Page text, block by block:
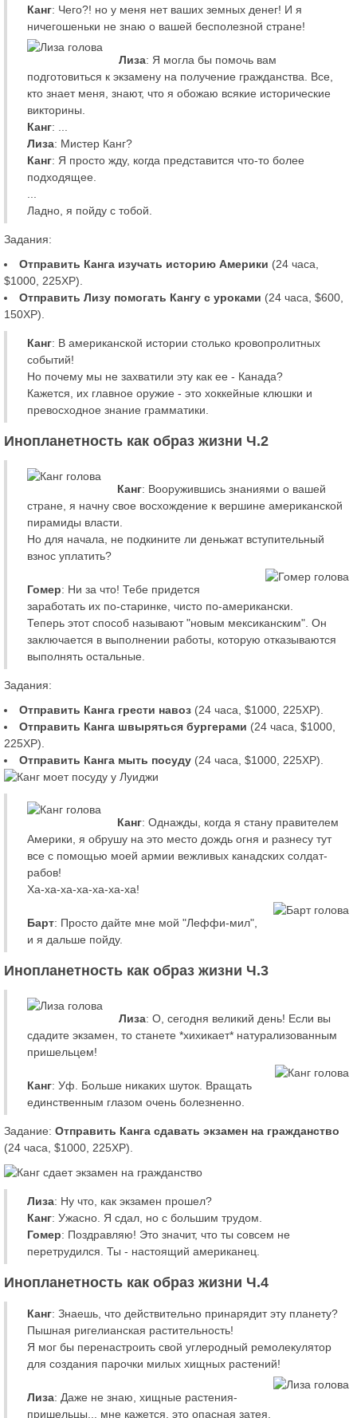
Канг: Чего?! но у меня нет ваших земных денег! И я
ничегошеньки не знаю о вашей бесполезной стране!
Лиза: Я могла бы помочь вам
подготовиться к экзамену на получение гражданства. Все,
кто знает меня, знают, что я обожаю всякие исторические
викторины.
Канг: ...
Лиза: Мистер Канг?
Канг: Я просто жду, когда представится что-то более
подходящее.
Ладно, я пойду с тобой.
Задания:
Отправить Канга изучать историю Америки (24 часа,
$1000, 225XP).
Отправить Лизу помогать Кангу с уроками (24 часа, $600,
150XP).
Канг: В американской истории столько кровопролитных
событий!
Но почему мы не захватили эту как ее - Канада?
Кажется, их главное оружие - это хоккейные клюшки и
превосходное знание грамматики.
Инопланетность как образ жизни Ч.2
Канг: Вооружившись знаниями о вашей
стране, я начну свое восхождение к вершине американской
пирамиды власти.
Но для начала, не подкините ли деньжат вступительный
взнос уплатить?
Гомер: Ни за что! Тебе придется
заработать их по-старинке, чисто по-американски.
Теперь этот способ называют "новым мексиканским". Он
заключается в выполнении работы, которую отказываются
выполнять остальные.
Задания:
Отправить Канга грести навоз (24 часа, $1000, 225XP).
Отправить Канга швыряться бургерами (24 часа, $1000,
225XP).
Отправить Канга мыть посуду (24 часа, $1000, 225XP).
Канг: Однажды, когда я стану правителем
Америки, я обрушу на это место дождь огня и разнесу тут
все с помощью моей армии вежливых канадских солдат-
рабов!
Ха-ха-ха-ха-ха-ха-ха!
Барт: Просто дайте мне мой "Леффи-мил",
и я дальше пойду.
Инопланетность как образ жизни Ч.3
Лиза: О, сегодня великий день! Если вы
сдадите экзамен, то станете *хихикает* натурализованным
пришельцем!
Канг: Уф. Больше никаких шуток. Вращать
единственным глазом очень болезненно.
Задание: Отправить Канга сдавать экзамен на гражданство
(24 часа, $1000, 225XP).
Лиза: Ну что, как экзамен прошел?
Канг: Ужасно. Я сдал, но с большим трудом.
Гомер: Поздравляю! Это значит, что ты совсем не
перетрудился. Ты - настоящий американец.
Инопланетность как образ жизни Ч.4
Канг: Знаешь, что действительно принарядит эту планету?
Пышная ригелианская растительность!
Я мог бы перенастроить свой углеродный ремолекулятор
для создания парочки милых хищных растений!
Лиза: Даже не знаю, хищные растения-
пришельцы... мне кажется, это опасная затея.